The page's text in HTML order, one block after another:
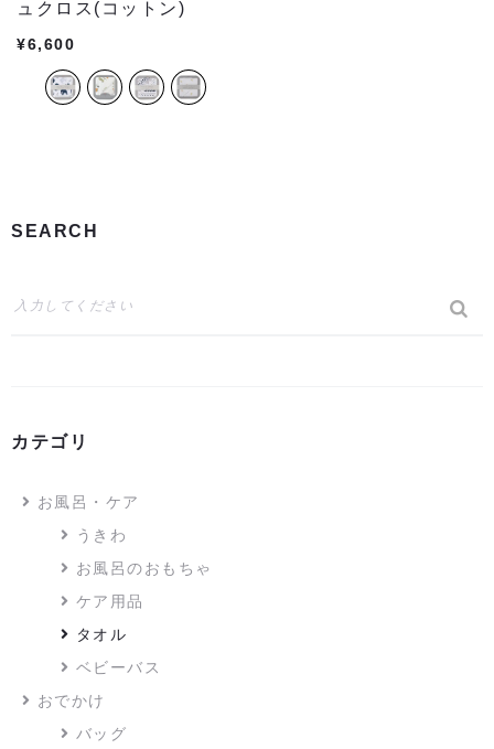
ュクロス(コットン)
¥6,600
SEARCH
カテゴリ
お風呂・ケア
うきわ
お風呂のおもちゃ
ケア用品
タオル
ベビーバス
おでかけ
バッグ